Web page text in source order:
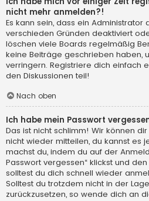
nicht mehr anmelden?!
Es kann sein, dass ein Administrator
verschieden Gründen deaktiviert
löschen viele Boards regelmäßig
keine Beiträge geschrieben haben,
verringern. Registriere dich einfach
den Diskussionen teil!
Nach oben
Ich habe mein Passwort
Das ist nicht schlimm! Wir können
nicht wieder mitteilen, du kannst es
machst du, indem du auf der
Passwort vergessen“ klickst und
solltest du dich schnell wieder
Solltest du trotzdem nicht in der
zurückzusetzen, so wende dich an